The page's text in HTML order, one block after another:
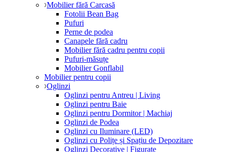
Mobilier fără Carcasă
Fotolii Bean Bag
Pufuri
Perne de podea
Canapele fără cadru
Mobilier fără cadru pentru copii
Pufuri-măsuțe
Mobilier Gonflabil
Mobilier pentru copii
Oglinzi
Oglinzi pentru Antreu | Living
Oglinzi pentru Baie
Oglinzi pentru Dormitor | Machiaj
Oglinzi de Podea
Oglinzi cu Iluminare (LED)
Oglinzi cu Polițe și Spațiu de Depozitare
Oglinzi Decorative | Figurate